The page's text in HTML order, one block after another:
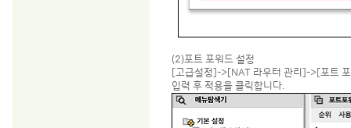
(2)포트 포워드 설정
[고급설정]->[NAT 라우터 관리]->[포트
입력 후 적용을 클릭합니다.